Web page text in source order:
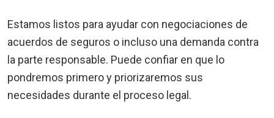
Estamos listos para ayudar con negociaciones de
acuerdos de seguros o incluso una demanda contra
la parte responsable. Puede confiar en que lo
pondremos primero y priorizaremos sus
necesidades durante el proceso legal.